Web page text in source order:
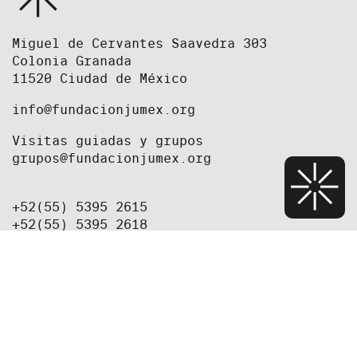
Miguel de Cervantes Saavedra 303
Colonia Granada
11520 Ciudad de México
info@fundacionjumex.org
Visitas guiadas y grupos
grupos@fundacionjumex.org
+52(55) 5395 2615
+52(55) 5395 2618